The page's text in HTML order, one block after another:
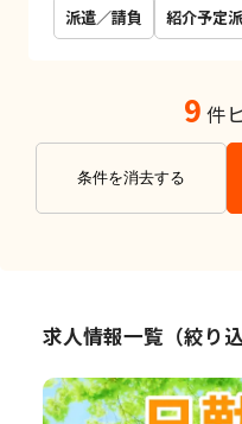
派遣／請負 紹介予定
9 件
条件を消去する
求人情報一覧（絞り込